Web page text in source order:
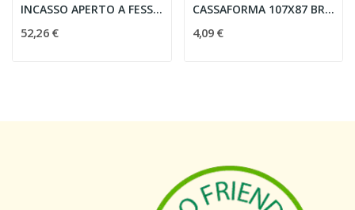
INCASSO APERTO A FESSURA 12W LED 4000K BIANCO -...
52,26 €
CASSAFORMA 107X87 BRIGHT1 - LL WC0202
4,09 €